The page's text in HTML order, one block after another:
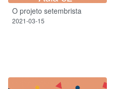
O projeto setembrista
2021-03-15